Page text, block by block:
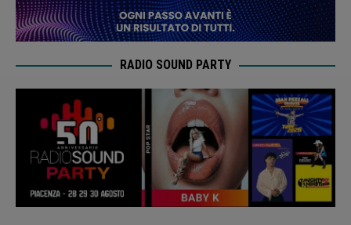
RADIO SOUND PARTY